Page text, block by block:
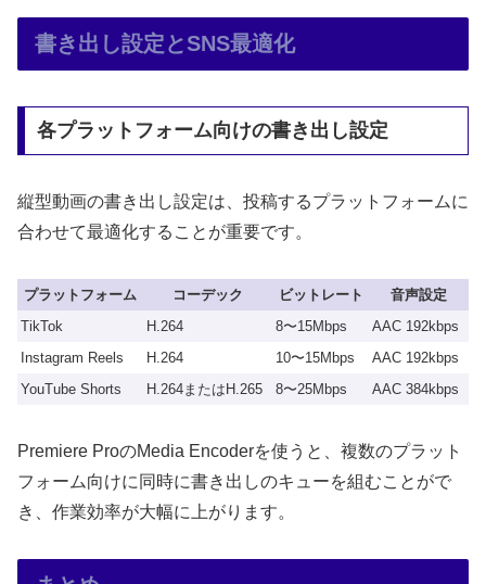
書き出し設定とSNS最適化
各プラットフォーム向けの書き出し設定
縦型動画の書き出し設定は、投稿するプラットフォームに
合わせて最適化することが重要です。
プラットフォーム コーデック ビットレート
音声設定
TikTok
H.264 8〜15Mbps
AAC 192kbps
Instagram Reels
H.264 10〜15Mbps
AAC 192kbps
YouTube Shorts
H.264またはH.265 8〜25Mbps AAC 384kbps
Premiere ProのMedia Encoderを使うと、複数のプラット
フォーム向けに同時に書き出しのキューを組むことがで
き、作業効率が大幅に上がります。